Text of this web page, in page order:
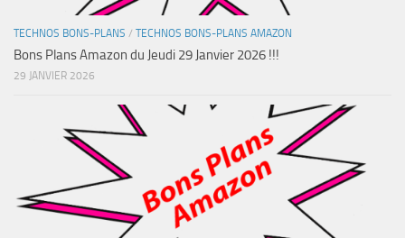
TECHNOS BONS-PLANS / TECHNOS BONS-PLANS AMAZON
Bons Plans Amazon du Jeudi 29 Janvier 2026 !!!
29 JANVIER 2026